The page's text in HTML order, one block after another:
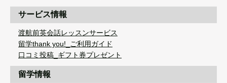
サービス情報
渡航前英会話レッスンサービス
留学thank you!_ご利用ガイド
口コミ投稿_ギフト券プレゼント
留学情報